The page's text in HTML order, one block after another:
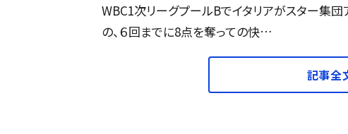
WBC1次リーグプールBでイタリアがスター集
の、６回までに8点を奪っての快…
記事全